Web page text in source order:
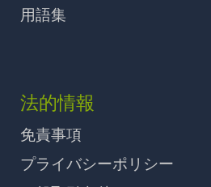
用語集
法的情報
免責事項
プライバシーポリシー